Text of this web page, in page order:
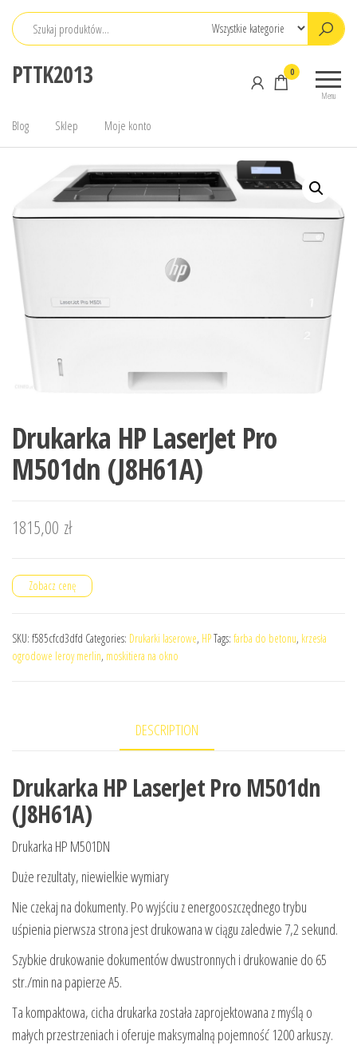
Przejdź
PTTK2013
Menu
0
Blog Sklep Moje konto
Drukarka HP LaserJet Pro
M501dn (J8H61A)
1815,00 zł
Zobacz cenę
SKU: f585cfcd3dfd Categories: Drukarki laserowe, HPTags: farba do betonu, krzesła
ogrodowe leroy merlin, moskitiera na okno
DESCRIPTION
Drukarka HP LaserJet Pro M501dn
(J8H61A)
Drukarka HP M501DN
Duże rezultaty, niewielkie wymiary
Nie czekaj na dokumenty. Po wyjściu z energooszczędnego trybu
uśpienia pierwsza strona jest drukowana w ciągu zaledwie 7,2 sekund.
Szybkie drukowanie dokumentów dwustronnych i drukowanie do 65
str./min na papierze A5.
Ta kompaktowa, cicha drukarka została zaprojektowana z myślą o
małych przestrzeniach i oferuje maksymalną pojemność 1200 arkuszy.